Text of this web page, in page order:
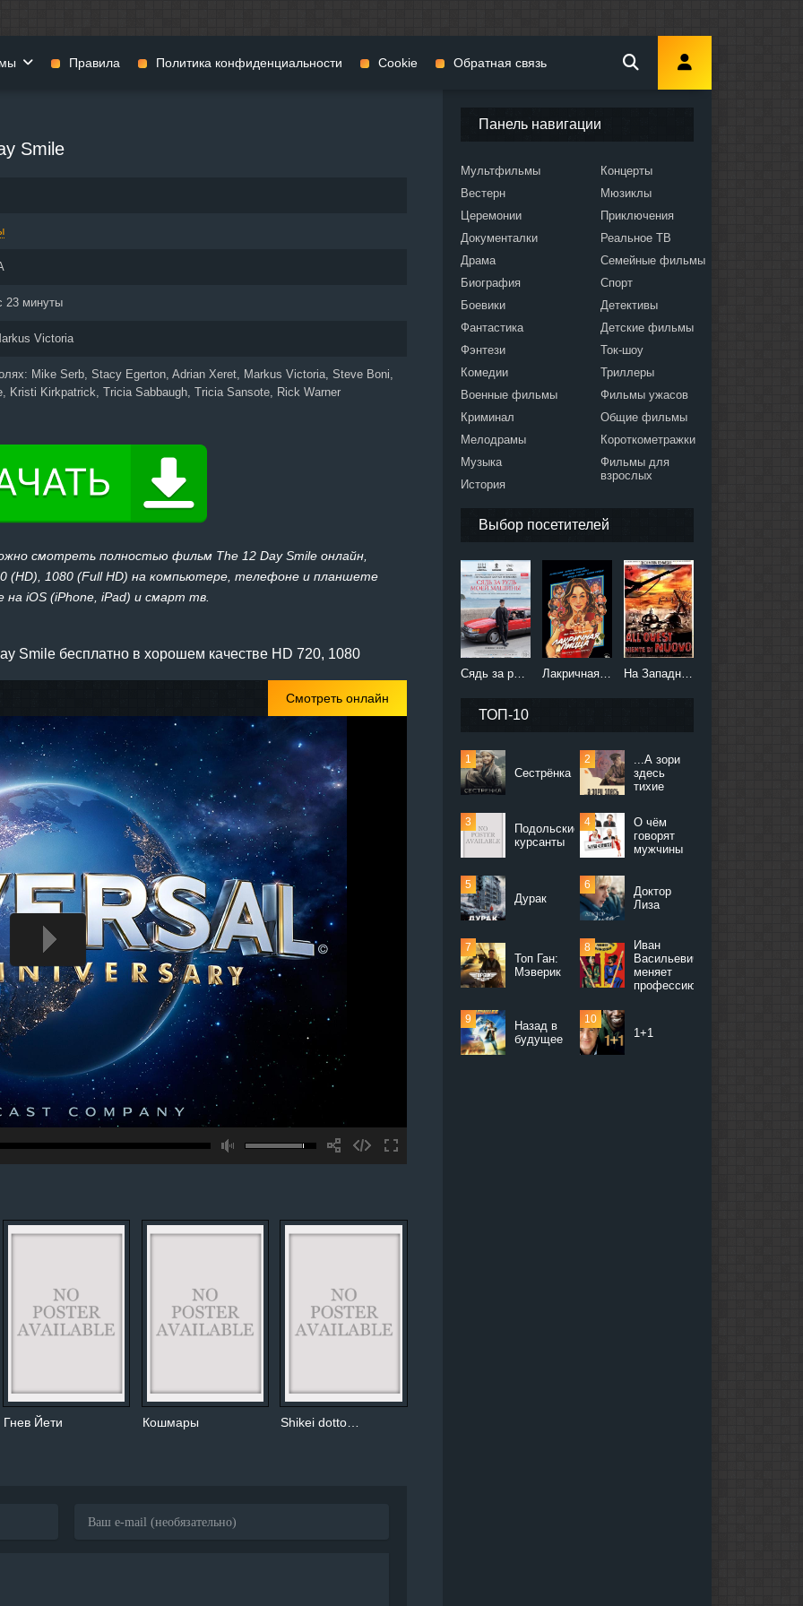
Smile
23 минуты
Victoria
Mike Serb, Stacy Egerton, Adrian Xeret, Markus Victoria, Steve Boni,
Kristi Kirkpatrick, Tricia Sabbaugh, Tricia Sansote, Rick Warner
смотреть полностью фильм The 12 Day Smile онлайн,
(HD), 1080 (Full HD) на компьютере, телефоне и планшете
на iOS (iPhone, iPad) и смарт тв.
Smile бесплатно в хорошем качестве HD 720, 1080
Смотреть онлайн
Гнев Йети Кошмары Shikei dotto…
Панель навигации
Мультфильмы
Вестерн
Церемонии
Документалки
Драма
Биография
Боевики
Фантастика
Фэнтези
Комедии
Военные фильмы
Криминал
Мелодрамы
Музыка
История
Концерты
Мюзиклы
Приключения
Реальное ТВ
Семейные фильмы
Спорт
Детективы
Детские фильмы
Ток-шоу
Триллеры
Фильмы ужасов
Общие фильмы
Короткометражки
Фильмы для
взрослых
Выбор посетителей
Сядь за руль моей машины (2021) Лакричная пицца (2021) На Западном фронте без перемен (2022)
ТОП-10
Сестрёнка
...А зори
здесь
тихие
Подольские
курсанты
О чём
говорят
мужчины
Дурак
Доктор
Лиза
Топ Ган:
Мэверик
Иван
Васильевич
меняет
профессию
Назад в
будущее
1+1
Правила Политика конфиденциальности Cookie Обратная связь